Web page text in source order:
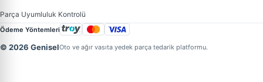
Parça Uyumluluk Kontrolü
Ödeme Yöntemleri
© 2026 GeniselOto ve ağır vasıta yedek parça tedarik platformu.